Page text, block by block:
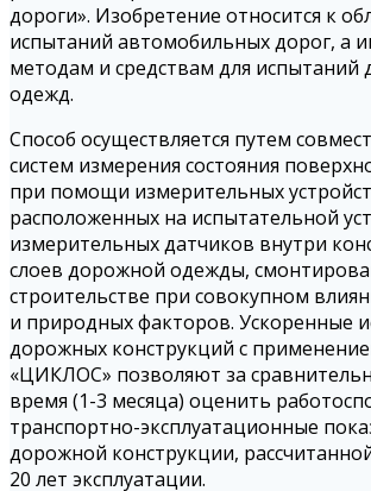
дороги». Изобретение относится к
испытаний автомобильных дорог, а
методам и средствам для испытаний
одежд.
Способ осуществляется путем
систем измерения состояния
при помощи измерительных
расположенных на испытательной
измерительных датчиков внутри
слоев дорожной одежды,
строительстве при совокупном
и природных факторов. Ускоренные
дорожных конструкций с
«ЦИКЛОС» позволяют за
время (1-3 месяца) оценить
транспортно-эксплуатационные
дорожной конструкции,
20 лет эксплуатации.